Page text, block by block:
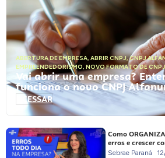
ABERTURA DE EMPRESA, ABRIR CNPJ,CNPJ
EMPREENDEDORISMO, NOVO FORMATO DE CNPJ
Vai abrir uma empresa?
funciona o novo CNPJ
ACESSAR
Como
erros e crescer
Sebrae Paraná